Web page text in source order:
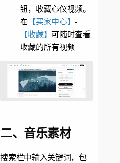
钮，收藏心仪视频。
在 【买家中心】 -
【收藏】 可随时查看
收藏的所有视频
二、音乐素材
搜索栏中输入关键词，包